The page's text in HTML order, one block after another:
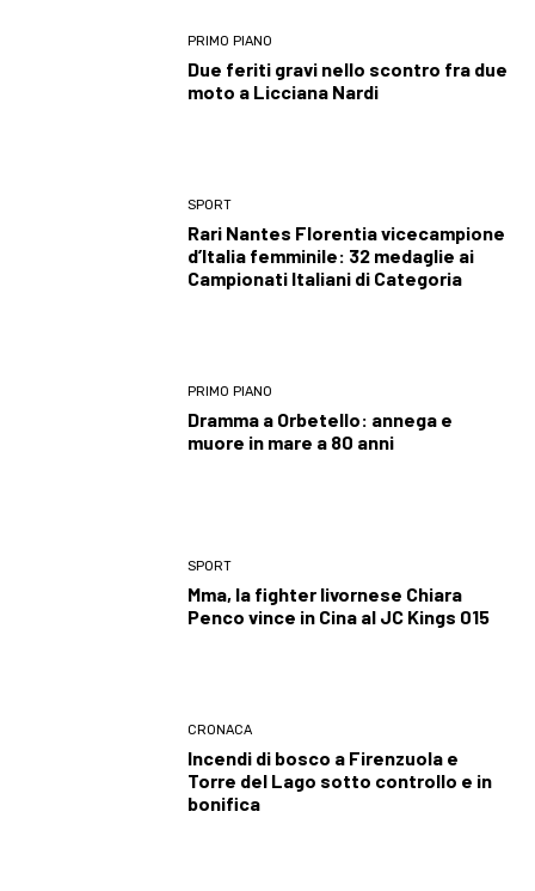
PRIMO PIANO
Due feriti gravi nello scontro fra due
moto a Licciana Nardi
SPORT
Rari Nantes Florentia vicecampione
d’Italia femminile: 32 medaglie ai
Campionati Italiani di Categoria
PRIMO PIANO
Dramma a Orbetello: annega e
muore in mare a 80 anni
SPORT
Mma, la fighter livornese Chiara
Penco vince in Cina al JC Kings 015
CRONACA
Incendi di bosco a Firenzuola e
Torre del Lago sotto controllo e in
bonifica